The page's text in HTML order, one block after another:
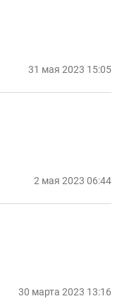
31 мая 2023 15:05
2 мая 2023 06:44
30 марта 2023 13:16